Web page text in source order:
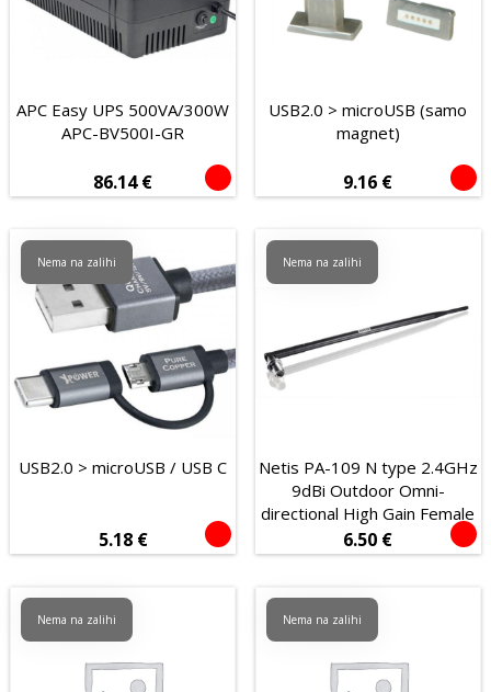
APC Easy UPS 500VA/300W
APC-BV500I-GR
86.14€
USB2.0 > microUSB (samo
magnet)
9.16 €
USB2.0 > microUSB / USB C
5.18 €
Nema na zalihi
Netis PA-109 N type 2.4GHz
9dBi Outdoor Omni-
directional High Gain Female
6.50 €
Nema na zalihi
Nema na zalihi Nema na zalihi